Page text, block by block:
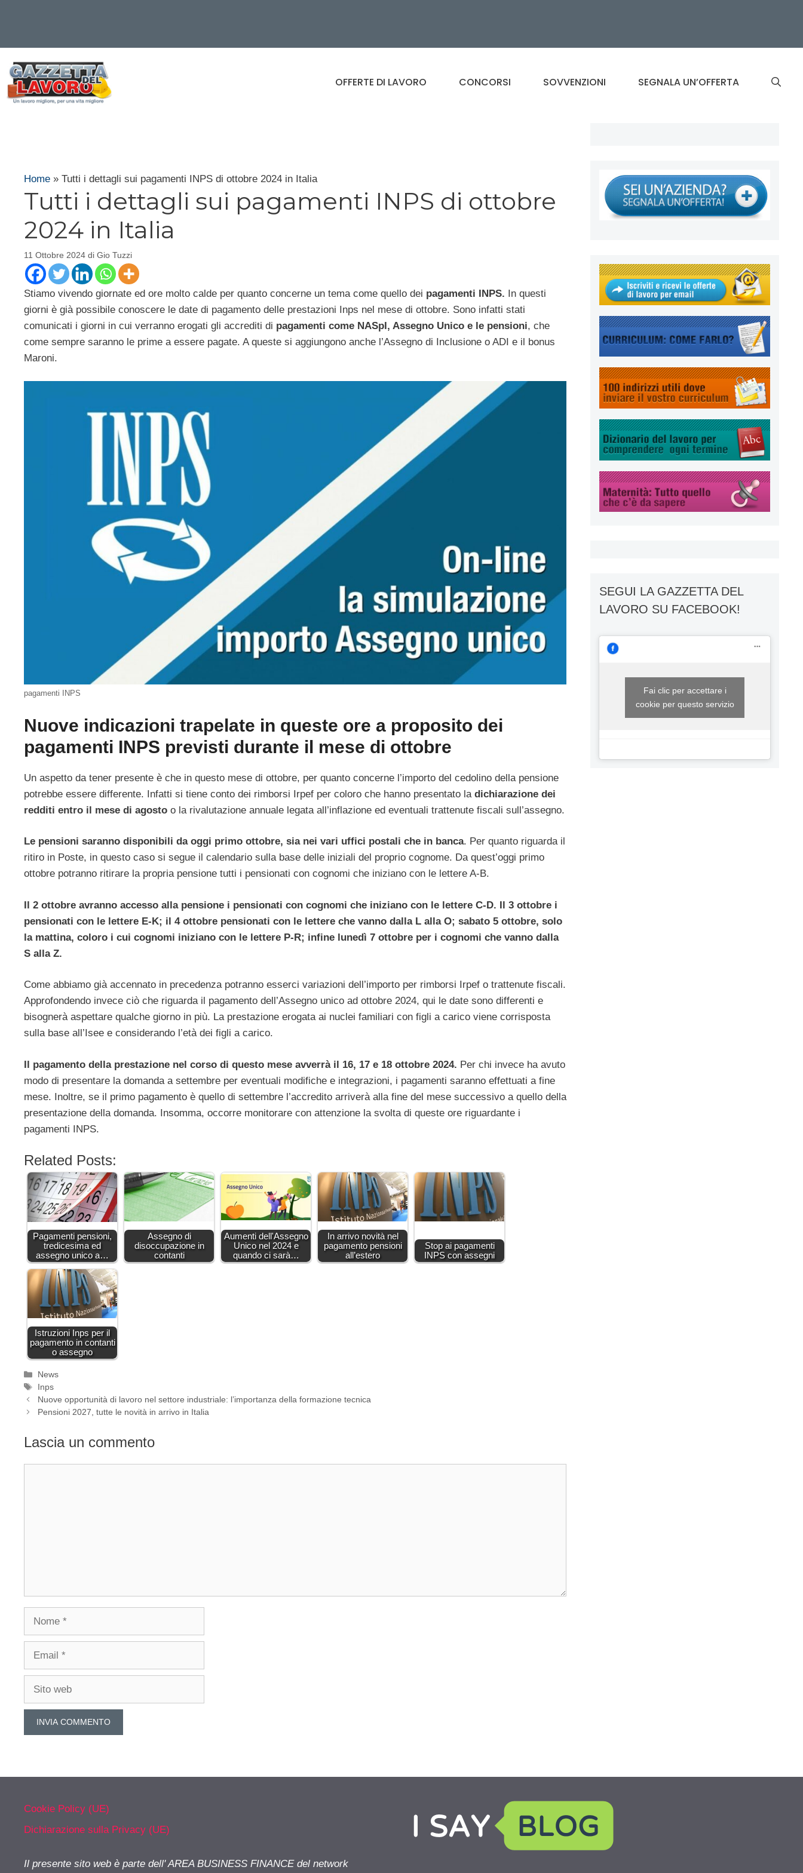
contenuto
OFFERTE DI LAVORO CONCORSI SOVVENZIONI SEGNALA UN’OFFERTA
Home » Tutti i dettagli sui pagamenti INPS di ottobre 2024 in Italia
Tutti i dettagli sui pagamenti INPS di ottobre
2024 in Italia
11 Ottobre 2024 di Gio Tuzzi
Stiamo vivendo giornate ed ore molto calde per quanto concerne un tema come quello dei pagamenti INPS. In questi
giorni è già possibile conoscere le date di pagamento delle prestazioni Inps nel mese di ottobre. Sono infatti stati
comunicati i giorni in cui verranno erogati gli accrediti di pagamenti come NASpI, Assegno Unico e le pensioni, che
come sempre saranno le prime a essere pagate. A queste si aggiungono anche l’Assegno di Inclusione o ADI e il bonus
Maroni.
pagamenti INPS
Nuove indicazioni trapelate in queste ore a proposito dei
pagamenti INPS previsti durante il mese di ottobre
Un aspetto da tener presente è che in questo mese di ottobre, per quanto concerne l’importo del cedolino della pensione
potrebbe essere differente. Infatti si tiene conto dei rimborsi Irpef per coloro che hanno presentato la dichiarazione dei
redditi entro il mese di agosto o la rivalutazione annuale legata all’inflazione ed eventuali trattenute fiscali sull’assegno.
Le pensioni saranno disponibili da oggi primo ottobre, sia nei vari uffici postali che in banca. Per quanto riguarda il
ritiro in Poste, in questo caso si segue il calendario sulla base delle iniziali del proprio cognome. Da quest’oggi primo
ottobre potranno ritirare la propria pensione tutti i pensionati con cognomi che iniziano con le lettere A-B.
Il 2 ottobre avranno accesso alla pensione i pensionati con cognomi che iniziano con le lettere C-D. Il 3 ottobre i
pensionati con le lettere E-K; il 4 ottobre pensionati con le lettere che vanno dalla L alla O; sabato 5 ottobre, solo
la mattina, coloro i cui cognomi iniziano con le lettere P-R; infine lunedì 7 ottobre per i cognomi che vanno dalla
S alla Z.
Come abbiamo già accennato in precedenza potranno esserci variazioni dell’importo per rimborsi Irpef o trattenute fiscali.
Approfondendo invece ciò che riguarda il pagamento dell’Assegno unico ad ottobre 2024, qui le date sono differenti e
bisognerà aspettare qualche giorno in più. La prestazione erogata ai nuclei familiari con figli a carico viene corrisposta
sulla base all’Isee e considerando l’età dei figli a carico.
Il pagamento della prestazione nel corso di questo mese avverrà il 16, 17 e 18 ottobre 2024. Per chi invece ha avuto
modo di presentare la domanda a settembre per eventuali modifiche e integrazioni, i pagamenti saranno effettuati a fine
mese. Inoltre, se il primo pagamento è quello di settembre l’accredito arriverà alla fine del mese successivo a quello della
presentazione della domanda. Insomma, occorre monitorare con attenzione la svolta di queste ore riguardante i
pagamenti INPS.
Related Posts:
Pagamenti pensioni,
tredicesima ed
assegno unico a…
Assegno di
disoccupazione in
contanti
Aumenti dell'Assegno
Unico nel 2024 e
quando ci sarà…
In arrivo novità nel
pagamento pensioni
all’estero
Stop ai pagamenti
INPS con assegni
Istruzioni Inps per il
pagamento in contanti
o assegno
Categorie
News
Tag
Inps
Nuove opportunità di lavoro nel settore industriale: l’importanza della formazione tecnica
Pensioni 2027, tutte le novità in arrivo in Italia
Lascia un commento
SEGUI LA GAZZETTA DEL
LAVORO SU FACEBOOK!
Fai clic per accettare i
cookie per questo servizio
Cookie Policy (UE)
Dichiarazione sulla Privacy (UE)
Il presente sito web è parte dell' AREA BUSINESS FINANCE del network